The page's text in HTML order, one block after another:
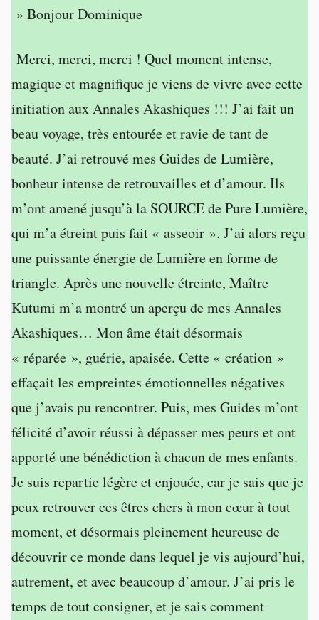
» Bonjour Dominique
Merci, merci, merci ! Quel moment intense,
magique et magnifique je viens de vivre avec cette
initiation aux Annales Akashiques !!! J’ai fait un
beau voyage, très entourée et ravie de tant de
beauté. J’ai retrouvé mes Guides de Lumière,
bonheur intense de retrouvailles et d’amour. Ils
m’ont amené jusqu’à la SOURCE de Pure Lumière,
qui m’a étreint puis fait « asseoir ». J’ai alors reçu
une puissante énergie de Lumière en forme de
triangle. Après une nouvelle étreinte, Maître
Kutumi m’a montré un aperçu de mes Annales
Akashiques… Mon âme était désormais
« réparée », guérie, apaisée. Cette « création »
effaçait les empreintes émotionnelles négatives
que j’avais pu rencontrer. Puis, mes Guides m’ont
félicité d’avoir réussi à dépasser mes peurs et ont
apporté une bénédiction à chacun de mes enfants.
Je suis repartie légère et enjouée, car je sais que je
peux retrouver ces êtres chers à mon cœur à tout
moment, et désormais pleinement heureuse de
découvrir ce monde dans lequel je vis aujourd’hui,
autrement, et avec beaucoup d’amour. J’ai pris le
temps de tout consigner, et je sais comment